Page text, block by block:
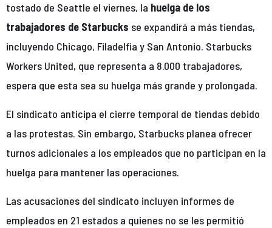
tostado de Seattle el viernes, la huelga de los
trabajadores de Starbucks se expandirá a más tiendas,
incluyendo Chicago, Filadelfia y San Antonio. Starbucks
Workers United, que representa a 8.000 trabajadores,
espera que esta sea su huelga más grande y prolongada.
El sindicato anticipa el cierre temporal de tiendas debido
a las protestas. Sin embargo, Starbucks planea ofrecer
turnos adicionales a los empleados que no participan en la
huelga para mantener las operaciones.
Las acusaciones del sindicato incluyen informes de
empleados en 21 estados a quienes no se les permitió